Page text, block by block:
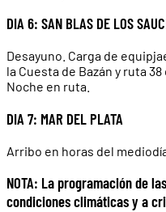
DIA 6: SAN BLAS DE LOS
Desayuno. Carga de
la Cuesta de Bazán y ruta
Noche en ruta.
DIA 7: MAR DEL PLATA
Arribo en horas del
NOTA: La programación de
condiciones climáticas y a